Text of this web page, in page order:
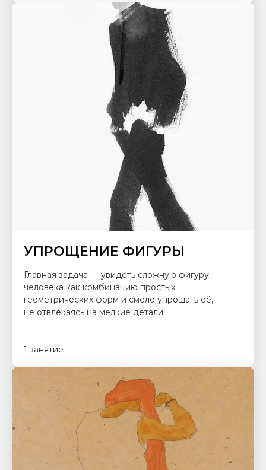
УПРОЩЕНИЕ ФИГУРЫ
Главная задача — увидеть сложную фигуру
человека как комбинацию простых
геометрических форм и смело упрощать её,
не отвлекаясь на мелкие детали.
1 занятие